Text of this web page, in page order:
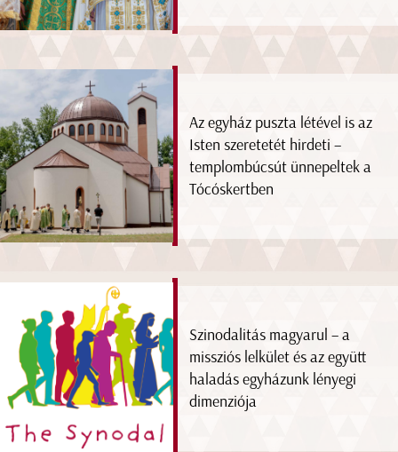
Az egyház puszta létével is az
Isten szeretetét hirdeti –
templombúcsút ünnepeltek a
Tócóskertben
Szinodalitás magyarul – a
missziós lelkület és az együtt
haladás egyházunk lényegi
dimenziója